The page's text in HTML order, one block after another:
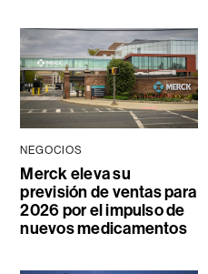
NEGOCIOS
Merck eleva su
previsión de ventas para
2026 por el impulso de
nuevos medicamentos